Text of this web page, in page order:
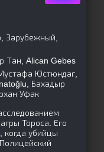
Зарубежный,
Тан, Alican Gebes
Юстюндаг,
Бахадыр
Уфак
Тороса. Его
когда убийцы